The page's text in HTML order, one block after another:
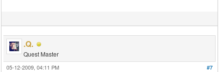
.Q.
Quest Master
#7
05-12-2009, 04:11 PM